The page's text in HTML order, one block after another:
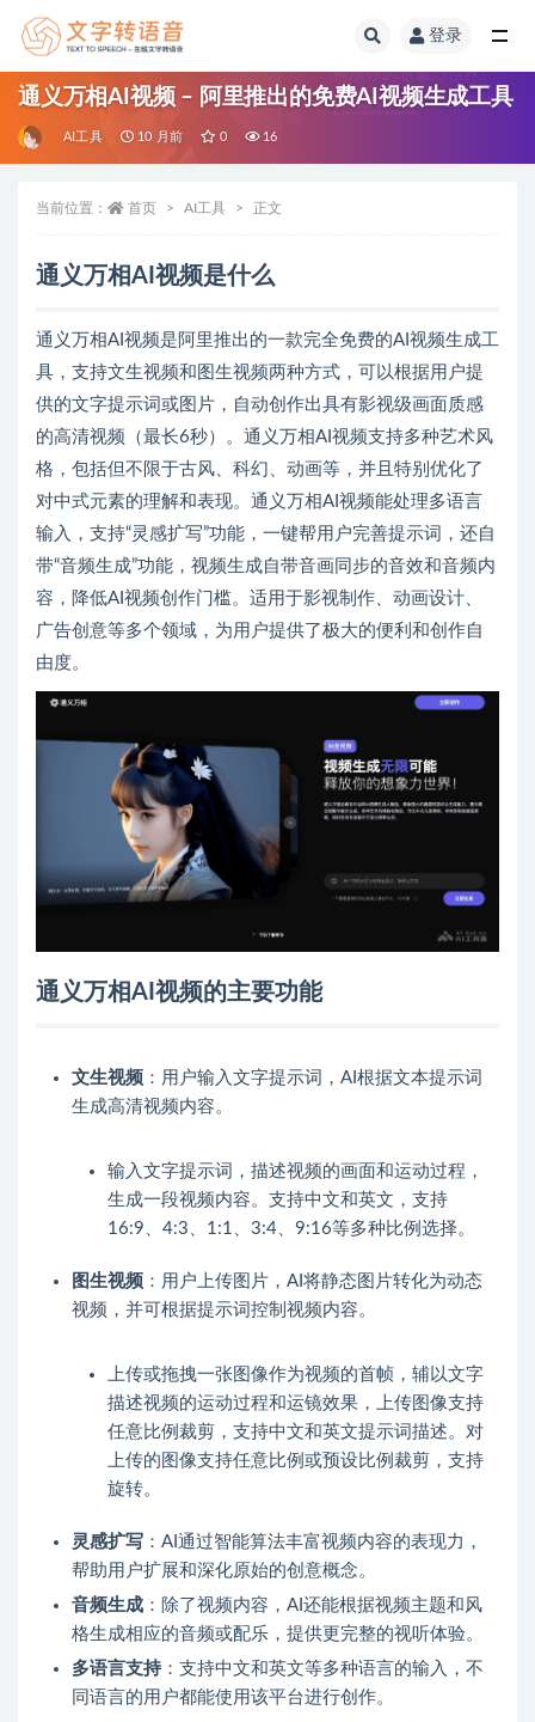
登录
通义万相AI视频 – 阿里推出的免费AI视频生成工具
AI工具 10 月前 0 16
当前位置： 首页 AI工具 正文
通义万相AI视频是什么
通义万相AI视频是阿里推出的一款完全免费的AI视频生成工
具，支持文生视频和图生视频两种方式，可以根据用户提
供的文字提示词或图片，自动创作出具有影视级画面质感
的高清视频（最长6秒）。通义万相AI视频支持多种艺术风
格，包括但不限于古风、科幻、动画等，并且特别优化了
对中式元素的理解和表现。通义万相AI视频能处理多语言
输入，支持“灵感扩写”功能，一键帮用户完善提示词，还自
带“音频生成”功能，视频生成自带音画同步的音效和音频内
容，降低AI视频创作门槛。适用于影视制作、动画设计、
广告创意等多个领域，为用户提供了极大的便利和创作自
由度。
通义万相AI视频的主要功能
文生视频 ：用户输入文字提示词，AI根据文本提示词
生成高清视频内容。
输入文字提示词，描述视频的画面和运动过程，
生成一段视频内容。支持中文和英文，支持
16:9、4:3、1:1、3:4、9:16等多种比例选择。
图生视频 ：用户上传图片，AI将静态图片转化为动态
视频，并可根据提示词控制视频内容。
上传或拖拽一张图像作为视频的首帧，辅以文字
描述视频的运动过程和运镜效果，上传图像支持
任意比例裁剪，支持中文和英文提示词描述。对
上传的图像支持任意比例或预设比例裁剪，支持
旋转。
灵感扩写 ：AI通过智能算法丰富视频内容的表现力，
帮助用户扩展和深化原始的创意概念。
音频生成 ：除了视频内容，AI还能根据视频主题和风
格生成相应的音频或配乐，提供更完整的视听体验。
多语言支持：支持中文和英文等多种语言的输入，不
同语言的用户都能使用该平台进行创作。